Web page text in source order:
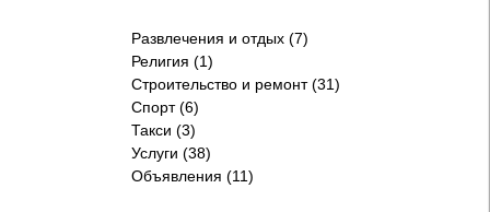
Развлечения и отдых (7)
Религия (1)
Строительство и ремонт (31)
Спорт (6)
Такси (3)
Услуги (38)
Объявления (11)